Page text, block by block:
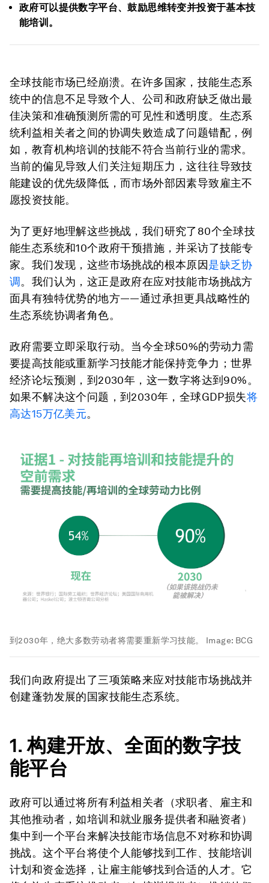
政府可以提供数字平台、鼓励思维转变并投资于基本技
能培训。
全球技能市场已经崩溃。在许多国家，技能生态系
统中的信息不足导致个人、公司和政府缺乏做出最
佳决策和准确预测所需的可见性和透明度。生态系
统利益相关者之间的协调失败造成了问题错配，例
如，教育机构培训的技能不符合当前行业的需求。
当前的偏见导致人们关注短期压力，这往往导致技
能建设的优先级降低，而市场外部因素导致雇主不
愿投资技能。
为了更好地理解这些挑战，我们研究了80个全球技
能生态系统和10个政府干预措施，并采访了技能专
家。我们发现，这些市场挑战的根本原因是缺乏协
调。我们认为，这正是政府在应对技能市场挑战方
面具有独特优势的地方——通过承担更具战略性的
生态系统协调者角色。
政府需要立即采取行动。当今全球50%的劳动力需
要提高技能或重新学习技能才能保持竞争力；世界
经济论坛预测，到2030年，这一数字将达到90%。
如果不解决这个问题，到2030年，全球GDP损失将
高达15万亿美元。
到2030年，绝大多数劳动者将需要重新学习技能。 Image: BCG
我们向政府提出了三项策略来应对技能市场挑战并
创建蓬勃发展的国家技能生态系统。
1. 构建开放、全面的数字技
能平台
政府可以通过将所有利益相关者 （求职者、雇主和
其他推动者，如培训和就业服务提供者和融资者）
集中到一个平台来解决技能市场信息不对称和协调
挑战。这个平台将使个人能够找到工作、技能培训
计划和资金选择，让雇主能够找到合适的人才。它